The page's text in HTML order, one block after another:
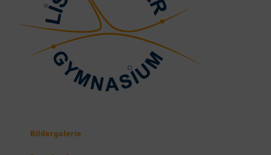
Bildergalerie